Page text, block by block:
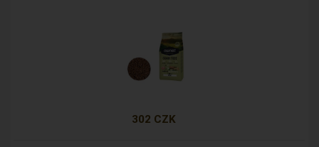
302 CZK